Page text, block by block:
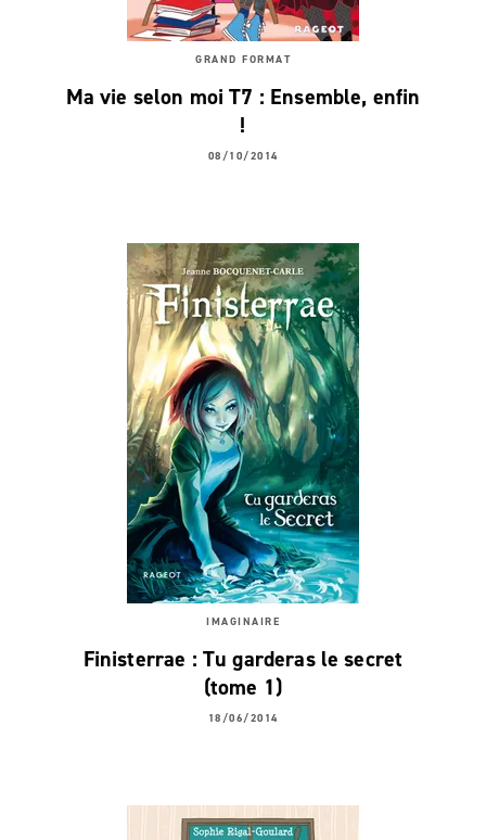
GRAND FORMAT
Ma vie selon moi T7 : Ensemble, enfin
!
08/10/2014
IMAGINAIRE
Finisterrae : Tu garderas le secret
(tome 1)
18/06/2014